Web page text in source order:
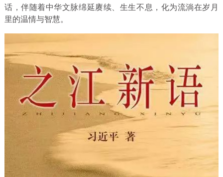
话，伴随着中华文脉绵延赓续、生生不息，化为流淌在岁月
里的温情与智慧。